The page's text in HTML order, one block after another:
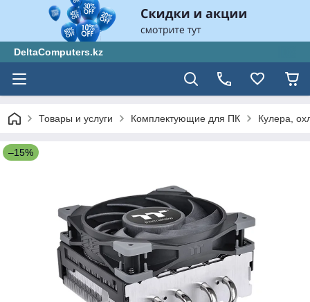
DeltaComputers.kz
Товары и услуги Комплектующие для ПК Кулера,
–15%